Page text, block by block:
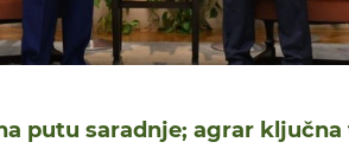
putu saradnje; agrar ključna